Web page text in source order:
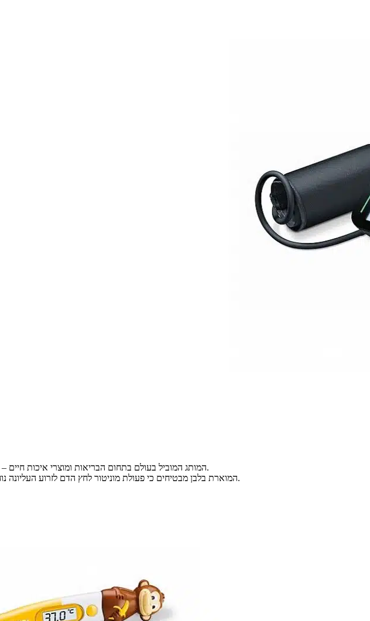
מד לחץ דם לזרוע העליונה מבית BEURER – המותג המוביל בעולם בתחום הבריאות ומוצרי איכות חיים.
לחצני חיישן המגע ותצוגת ה- XL המוארת בלבן מבטיחים כי פעולת מוניטור לחץ הדם לזרוע העליונה נוחה במיוחד.